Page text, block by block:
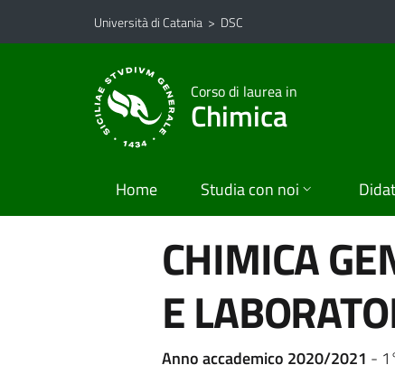
Vai al contenuto principale
Vai al menu di navigazione
Università di Catania > DSC
Corso di laurea in
Chimica
Home Studia con noi
CHIMICA
E
Anno accademico 2020/2021 -